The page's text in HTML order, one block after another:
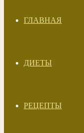
ГЛАВНАЯ
ДИЕТЫ
РЕЦЕПТЫ